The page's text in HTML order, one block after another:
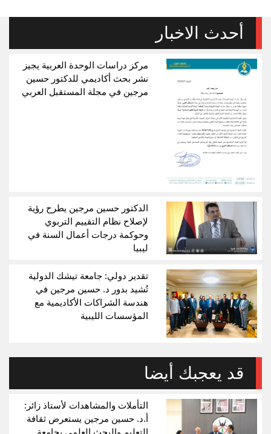
أحدث الاخبار
مركز دراسات الوحدة العربية يجيز
نشر بحث أكاديمي للدكتور حسين
مرجين في مجلة المستقبل العربي
الدكتور حسين مرجين يطرح رؤية
لإصلاح نظام التقييم التربوي
وحوكمة درجات أعمال السنة في
ليبيا
تقدير دولي: جامعة تيشك الدولية
تُشيد بدور د. حسين مرجين في
هندسة الشراكات الأكاديمية مع
المؤسسات الليبية
قد يعجبك أيضا
التأملات والمشاهدات لأستاذ زائر:
أ.د. حسين مرجين يستعرض ثقافة
التعليم والبحث العلمي بجامعة